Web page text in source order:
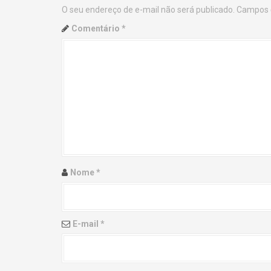
n
n
O seu endereço de e-mail não será publicado.
Comentário *
Nome*
E-mail *